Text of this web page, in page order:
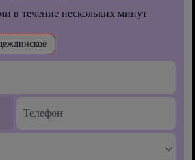
в течение нескольких минут